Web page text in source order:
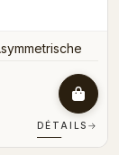
DÉTAILS →